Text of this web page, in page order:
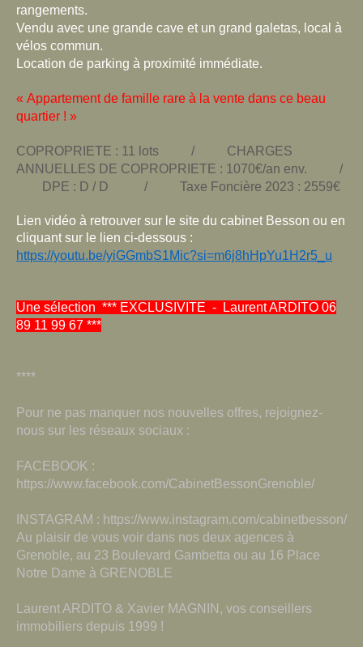
rangements.
Vendu avec une grande cave et un grand galetas, local à
vélos commun.
Location de parking à proximité immédiate.
« Appartement de famille rare à la vente dans ce beau
quartier ! »
COPROPRIETE : 11 lots / CHARGES
ANNUELLES DE COPROPRIETE : 1070€/an env. /
DPE : D / D / Taxe Foncière 2023 : 2559€
Lien vidéo à retrouver sur le site du cabinet Besson ou en
cliquant sur le lien ci-dessous :
https://youtu.be/yiGGmbS1Mic?si=m6j8hHpYu1H2r5_u
Une sélection *** EXCLUSIVITE - Laurent ARDITO 06
89 11 99 67 ***
****
Pour ne pas manquer nos nouvelles offres, rejoignez-
nous sur les réseaux sociaux :
FACEBOOK :
https://www.facebook.com/CabinetBessonGrenoble/
INSTAGRAM : https://www.instagram.com/cabinetbesson/
Au plaisir de vous voir dans nos deux agences à
Grenoble, au 23 Boulevard Gambetta ou au 16 Place
Notre Dame à GRENOBLE
Laurent ARDITO & Xavier MAGNIN, vos conseillers
immobiliers depuis 1999 !